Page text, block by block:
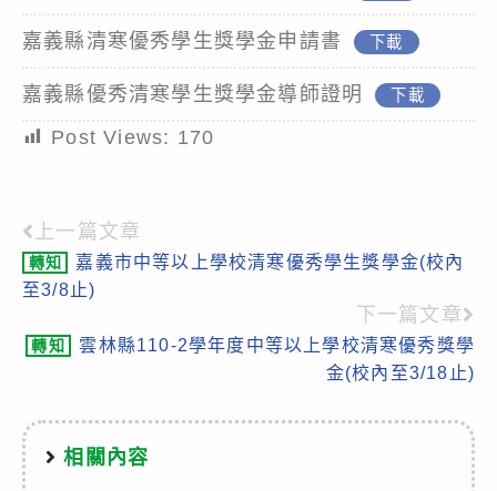
嘉義縣清寒優秀學生獎學金申請書 下載
嘉義縣優秀清寒學生獎學金導師證明 下載
Post Views: 170
Read
more
上一篇文章
轉知
嘉義市中等以上學校清寒優秀學生獎學金(校內
至3/8止)
下一篇文章
轉知
雲林縣110-2學年度中等以上學校清寒優秀獎學
金(校內至3/18止)
相關內容